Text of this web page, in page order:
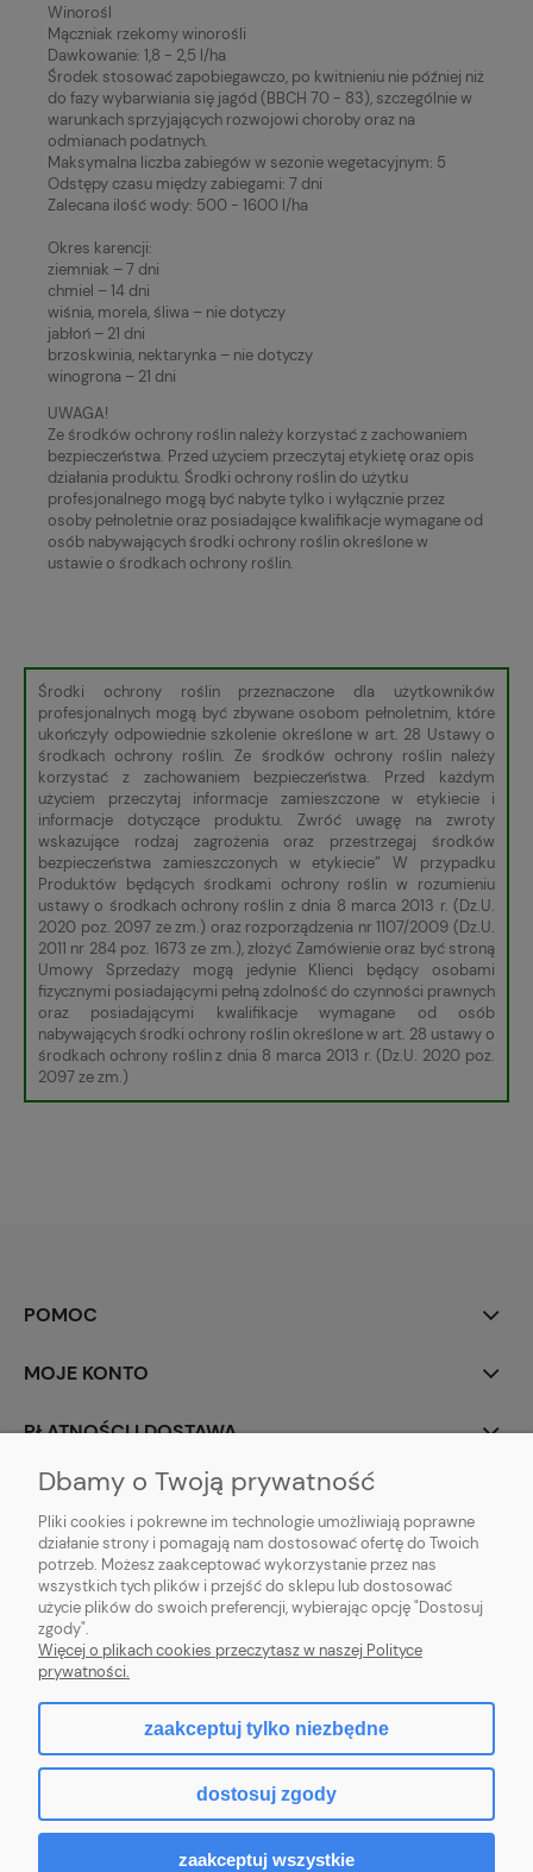
Winorośl
Mączniak rzekomy winorośli
Dawkowanie: 1,8 - 2,5 l/ha
Środek stosować zapobiegawczo, po kwitnieniu nie później niż
do fazy wybarwiania się jagód (BBCH 70 - 83), szczególnie w
warunkach sprzyjających rozwojowi choroby oraz na
odmianach podatnych.
Maksymalna liczba zabiegów w sezonie wegetacyjnym: 5
Odstępy czasu między zabiegami: 7 dni
Zalecana ilość wody: 500 - 1600 l/ha
Okres karencji:
ziemniak – 7 dni
chmiel – 14 dni
wiśnia, morela, śliwa – nie dotyczy
jabłoń – 21 dni
brzoskwinia, nektarynka – nie dotyczy
winogrona – 21 dni
UWAGA!
Ze środków ochrony roślin należy korzystać z zachowaniem
bezpieczeństwa. Przed użyciem przeczytaj etykietę oraz opis
działania produktu. Środki ochrony roślin do użytku
profesjonalnego mogą być nabyte tylko i wyłącznie przez
osoby pełnoletnie oraz posiadające kwalifikacje wymagane od
osób nabywających środki ochrony roślin określone w
ustawie o środkach ochrony roślin.
Środki ochrony roślin przeznaczone dla użytkowników
profesjonalnych mogą być zbywane osobom pełnoletnim, które
ukończyły odpowiednie szkolenie określone w art. 28 Ustawy o
środkach ochrony roślin. Ze środków ochrony roślin należy
korzystać z zachowaniem bezpieczeństwa. Przed każdym
użyciem przeczytaj informacje zamieszczone w etykiecie i
informacje dotyczące produktu. Zwróć uwagę na zwroty
wskazujące rodzaj zagrożenia oraz przestrzegaj środków
bezpieczeństwa zamieszczonych w etykiecie” W przypadku
Produktów będących środkami ochrony roślin w rozumieniu
ustawy o środkach ochrony roślin z dnia 8 marca 2013 r. (Dz.U.
2020 poz. 2097 ze zm.) oraz rozporządzenia nr 1107/2009 (Dz.U.
2011 nr 284 poz. 1673 ze zm.), złożyć Zamówienie oraz być stroną
Umowy Sprzedaży mogą jedynie Klienci będący osobami
fizycznymi posiadającymi pełną zdolność do czynności prawnych
oraz posiadającymi kwalifikacje wymagane od osób
nabywających środki ochrony roślin określone w art. 28 ustawy o
środkach ochrony roślin z dnia 8 marca 2013 r. (Dz.U. 2020 poz.
2097 ze zm.)
POMOC
MOJE KONTO
PŁATNOŚCI I DOSTAWA
INFORMACJE
O NAS
Sklep rolno-ogrodniczy - DAM-SAD | Nowy Miedzechów 12A, 05-604
Jasieniec woj. mazowieckiew | Email: sklep@dam-sad.pl Tel: 518 419 813 |
Sklep internetowy Shoper.pl
Dbamy o Twoją prywatność
Pliki cookies i pokrewne im technologie umożliwiają poprawne
działanie strony i pomagają nam dostosować ofertę do Twoich
potrzeb. Możesz zaakceptować wykorzystanie przez nas
wszystkich tych plików i przejść do sklepu lub dostosować
użycie plików do swoich preferencji, wybierając opcję "Dostosuj
zgody".
Więcej o plikach cookies przeczytasz w naszej Polityce
prywatności.
zaakceptuj tylko niezbędne
dostosuj zgody
zaakceptuj wszystkie